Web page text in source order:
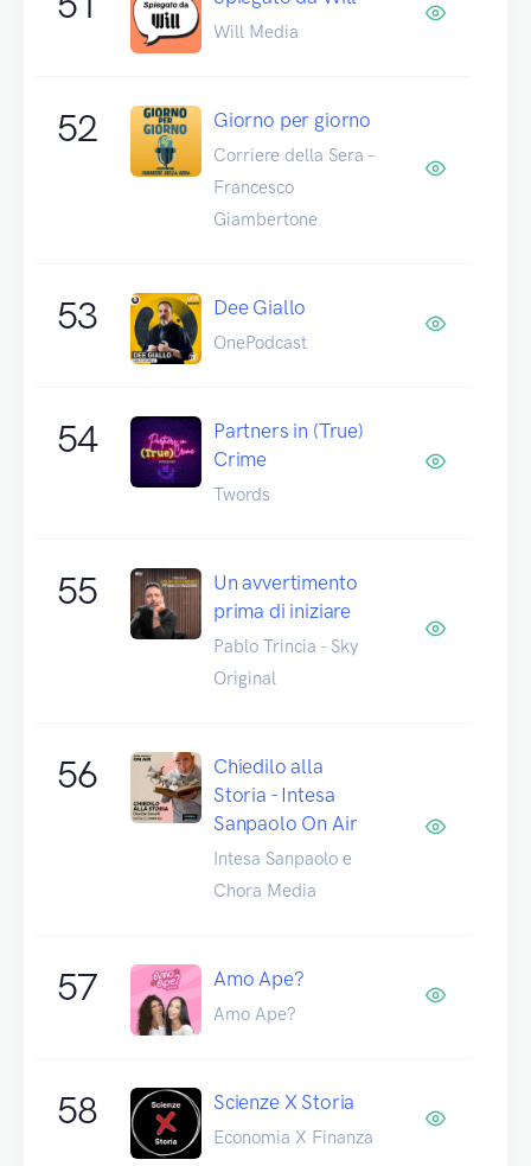
Will Media
52 Giorno per giorno
Corriere della Sera –
Francesco
Giambertone
53 Dee Giallo
OnePodcast
54
Partners in (True)
Crime
Twords
55
Un avvertimento
prima di iniziare
Pablo Trincia - Sky
Original
56
Chiedilo alla
Storia - Intesa
Sanpaolo On Air
Intesa Sanpaolo e
Chora Media
57 Amo Ape?
Amo Ape?
58 Scienze X Storia
Economia X Finanza